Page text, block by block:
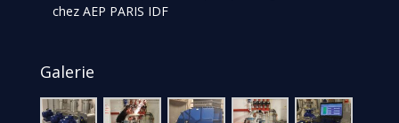
chez AEP PARIS IDF
Galerie